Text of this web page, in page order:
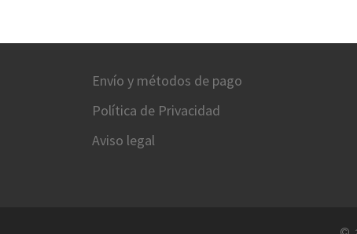
Envío y métodos de pago
Política de Privacidad
Aviso legal